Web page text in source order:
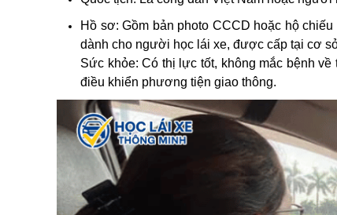
Hồ sơ: Gồm bản photo CCCD hoặc hộ
dành cho người học lái xe, được cấp tại cơ
Sức khỏe: Có thị lực tốt, không mắc bệnh
điều khiển phương tiện giao thông.